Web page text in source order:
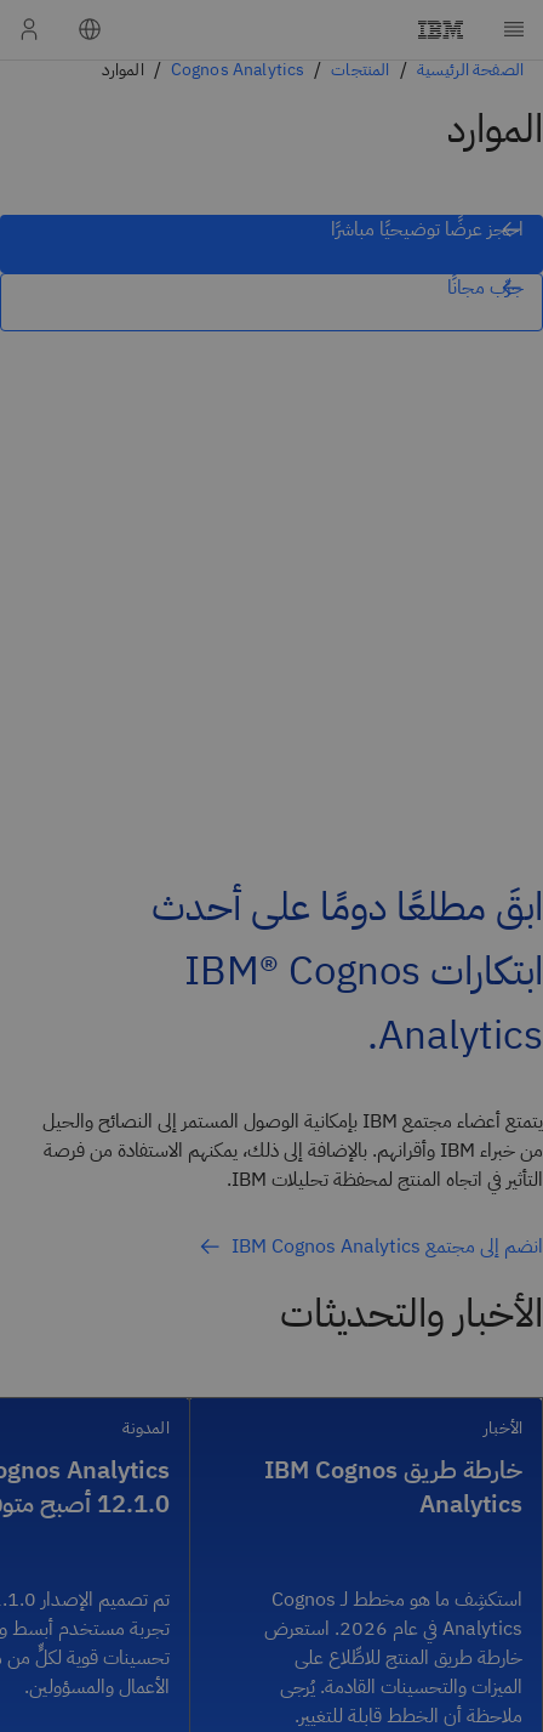
الصفحة الرئيسية المنتجات Cognos Analytics الموارد
الموارد
احجز عرضًا توضيحيًا مباشرًا
جرِّب مجانًا
ابقَ مطلعًا دومًا على أحدث
ابتكارات IBM® Cognos
Analytics.
يتمتع أعضاء مجتمع IBM بإمكانية الوصول المستمر إلى النصائح والحيل
من خبراء IBM وأقرانهم. بالإضافة إلى ذلك، يمكنهم الاستفادة من فرصة
التأثير في اتجاه المنتج لمحفظة تحليلات IBM.
انضم إلى مجتمع IBM Cognos Analytics
الأخبار والتحديثات
الأخبار
خارطة طريق IBM Cognos
Analytics
استكشِف ما هو مخطط لـ Cognos
Analytics في عام 2026. استعرض
خارطة طريق المنتج للاطِّلاع على
الميزات والتحسينات القادمة. يُرجى
ملاحظة أن الخطط قابلة للتغيير.
المدونة
Analytics
12.1.0 أصبح متوفرًا
تجربة مستخدم أبسط
تحسينات قوية لكلٍّ
الأعمال والمسؤولين.